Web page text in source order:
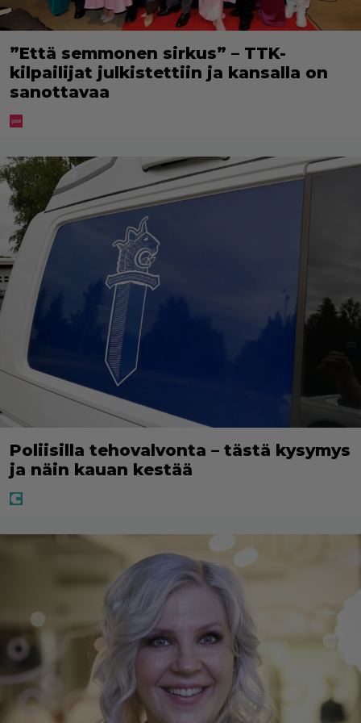
”Että semmonen sirkus” – TTK-
kilpailijat julkistettiin ja kansalla on
sanottavaa
Poliisilla tehovalvonta – tästä kysymys
ja näin kauan kestää